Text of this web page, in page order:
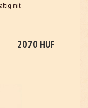
mit
2070 HUF